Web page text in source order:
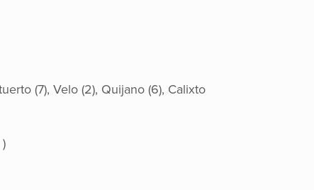
(7), Velo (2), Quijano (6), Calixto
)